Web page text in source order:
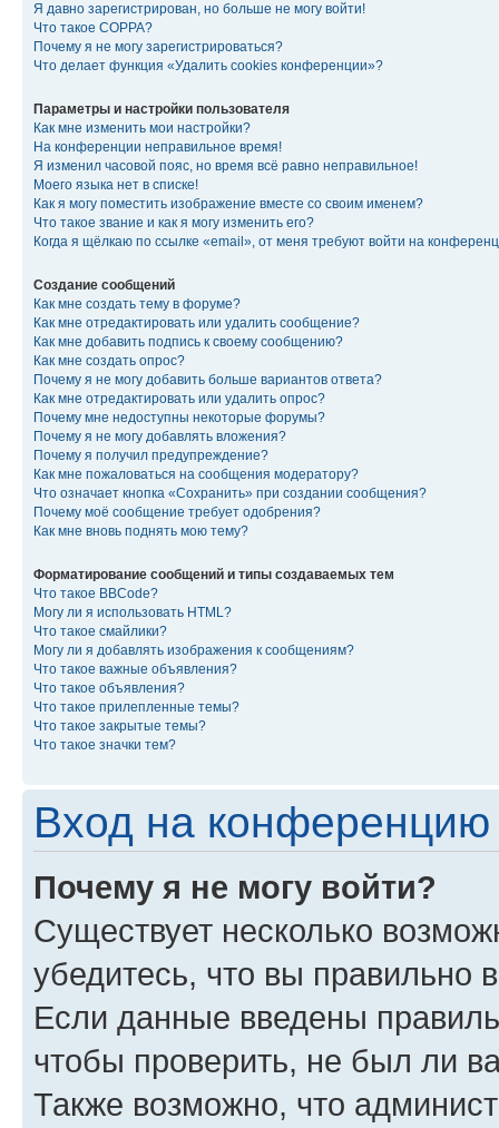
Я давно зарегистрирован, но больше не могу войти!
Что такое COPPA?
Почему я не могу зарегистрироваться?
Что делает функция «Удалить cookies конференции»?
Параметры и настройки пользователя
Как мне изменить мои настройки?
На конференции неправильное время!
Я изменил часовой пояс, но время всё равно неправильное!
Моего языка нет в списке!
Как я могу поместить изображение вместе со своим именем?
Что такое звание и как я могу изменить его?
Когда я щёлкаю по ссылке «email», от меня требуют войти на
Создание сообщений
Как мне создать тему в форуме?
Как мне отредактировать или удалить сообщение?
Как мне добавить подпись к своему сообщению?
Как мне создать опрос?
Почему я не могу добавить больше вариантов ответа?
Как мне отредактировать или удалить опрос?
Почему мне недоступны некоторые форумы?
Почему я не могу добавлять вложения?
Почему я получил предупреждение?
Как мне пожаловаться на сообщения модератору?
Что означает кнопка «Сохранить» при создании сообщения?
Почему моё сообщение требует одобрения?
Как мне вновь поднять мою тему?
Форматирование сообщений и типы создаваемых тем
Что такое BBCode?
Могу ли я использовать HTML?
Что такое смайлики?
Могу ли я добавлять изображения к сообщениям?
Что такое важные объявления?
Что такое объявления?
Что такое прилепленные темы?
Что такое закрытые темы?
Что такое значки тем?
Вход на конференцию
Почему я не могу войти?
Существует несколько
убедитесь, что вы правильно
Если данные введены
чтобы проверить, не был ли
Также возможно, что